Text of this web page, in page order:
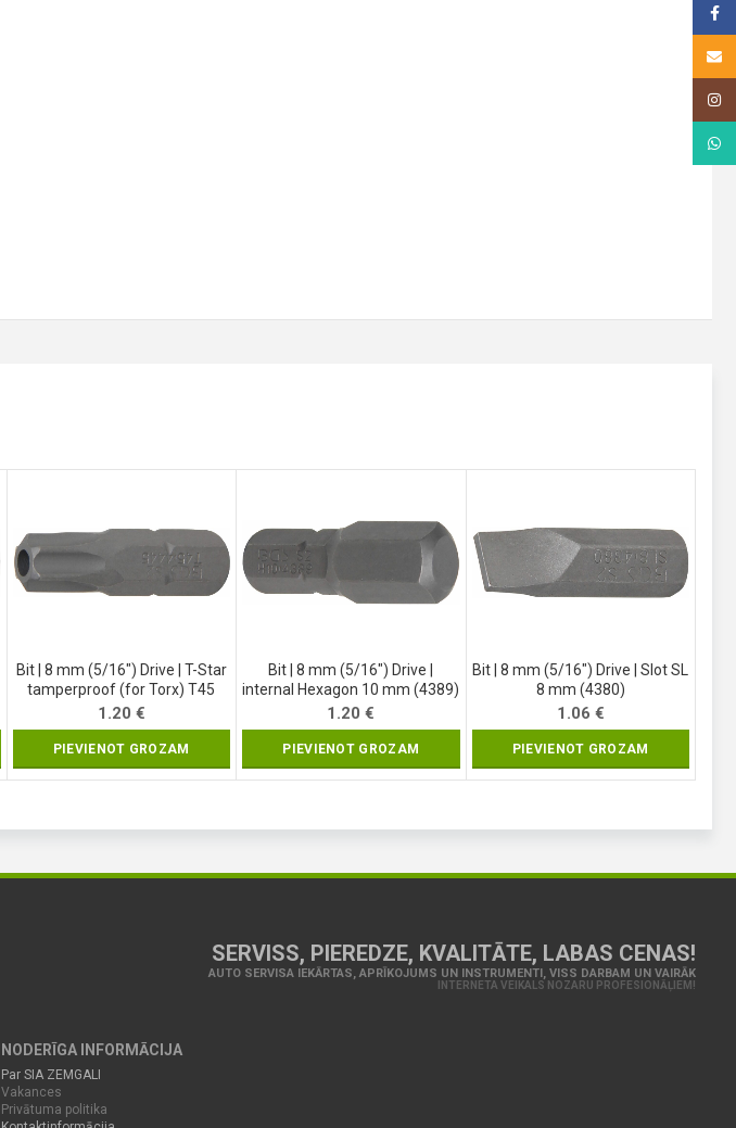
Bit | 8 mm (5/16″) Drive | T-Star
tamperproof (for Torx) T45
(4445)
1.20 €
PIEVIENOT GROZAM
Bit | 8 mm (5/16″) Drive |
internal Hexagon 10 mm (4389)
1.20€
PIEVIENOT GROZAM
Bit | 8 mm (5/16″) Drive | Slot SL
8 mm (4380)
1.06 €
PIEVIENOT GROZAM
SERVISS, PIEREDZE, KVALITĀTE, LABAS CENAS!
AUTO SERVISA IEKĀRTAS, APRĪKOJUMS UN INSTRUMENTI, VISS DARBAM UN VAIRĀK
INTERNETA VEIKALS NOZARU PROFESIONĀĻIEM!
NODERĪGA INFORMĀCIJA
Par SIA ZEMGALI
Vakances
Privātuma politika
Email